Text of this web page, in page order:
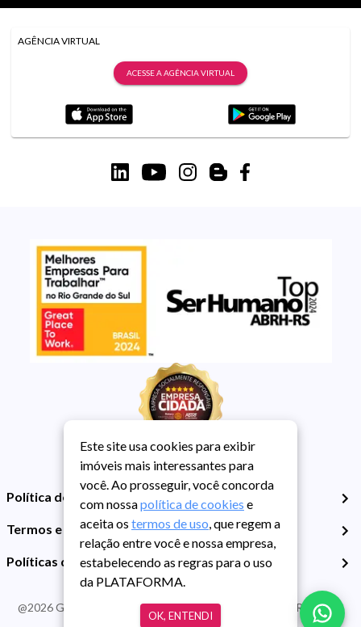
AGÊNCIA VIRTUAL
ACESSE A AGÊNCIA VIRTUAL
Política de Privacidade
Termos e Condições de Uso
Políticas de Cookies
@2026Guarida Imóvel. Todos os direitos reservados. CRECI RS -
413J | CNPJ Guarida: 89.398.606/0001-30
Este site usa cookies para exibir
imóveis mais interessantes para
você. Ao prosseguir, você concorda
com nossapolítica de cookies e
aceita os termos de uso, que regem a
relação entre você e nossa empresa,
estabelecendo as regras para o uso
da PLATAFORMA.
OK, ENTENDI